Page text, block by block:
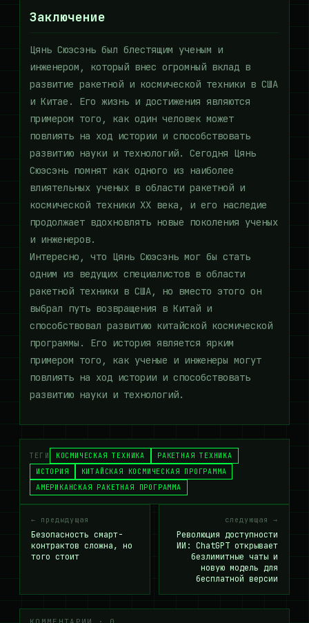
Заключение
Цянь Сюэсэнь был блестящим ученым и
инженером, который внес огромный вклад в
развитие ракетной и космической техники в США
и Китае. Его жизнь и достижения являются
примером того, как один человек может
повлиять на ход истории и способствовать
развитию науки и технологий. Сегодня Цянь
Сюэсэнь помнят как одного из наиболее
влиятельных ученых в области ракетной и
космической техники XX века, и его наследие
продолжает вдохновлять новые поколения ученых
и инженеров.
Интересно, что Цянь Сюэсэнь мог бы стать
одним из ведущих специалистов в области
ракетной техники в США, но вместо этого он
выбрал путь возвращения в Китай и
способствовал развитию китайской космической
программы. Его история является ярким
примером того, как ученые и инженеры могут
повлиять на ход истории и способствовать
развитию науки и технологий.
ТЕГИ КОСМИЧЕСКАЯ ТЕХНИКА
РАКЕТНАЯ ТЕХНИКА
ИСТОРИЯ
КИТАЙСКАЯ КОСМИЧЕСКАЯ ПРОГРАММА
АМЕРИКАНСКАЯ РАКЕТНАЯ ПРОГРАММА
← предыдущая
Безопасность смарт-
контрактов сложна, но
того стоит
следующая →
Революция доступности
ИИ: ChatGPT открывает
безлимитные чаты и
новую модель для
бесплатной версии